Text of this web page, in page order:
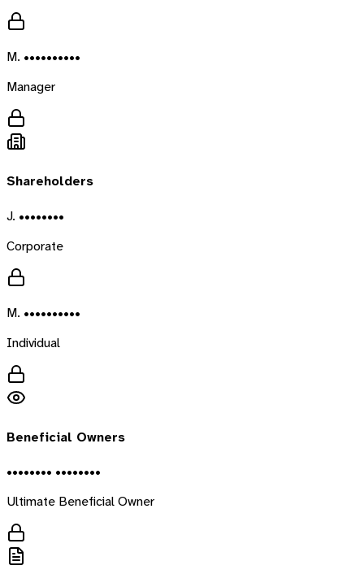
M. ••••••••••
Manager
Shareholders
J. ••••••••
Corporate
M. ••••••••••
Individual
Beneficial Owners
•••••••• ••••••••
Ultimate Beneficial Owner